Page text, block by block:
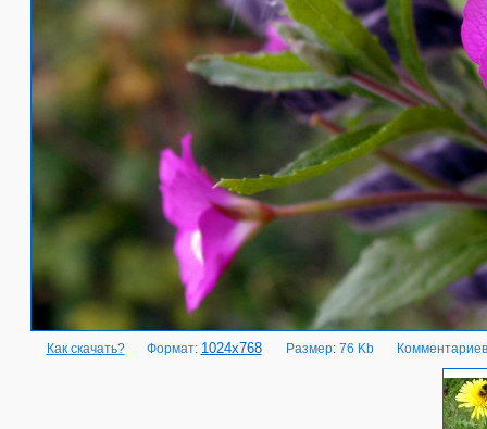
Как скачать? Формат: 1024x768 Размер: 76 Kb